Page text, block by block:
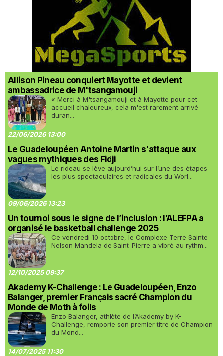
Allison Pineau conquiert Mayotte et devient
ambassadrice de M'tsangamouji
« Merci à M'tsangamouji et à Mayotte pour cet
accueil chaleureux, cela m'est rarement arrivé
duran...
22/06/2026 13:00
Le Guadeloupéen Antoine Martin s'attaque aux
vagues mythiques des Fidji
Le rideau se lève aujourd’hui sur l’une des étapes
les plus spectaculaires et radicales du Worl...
09/06/2026 13:23
Un tournoi sous le signe de l’inclusion : l’ALEFPA a
organisé le basketball challenge 2025
Ce vendredi 10 octobre, le Complexe Terre Sainte
Nelson Mandela de Saint-Pierre a vibré au rythm...
12/10/2025 09:37
Akademy K-Challenge : Le Guadeloupéen, Enzo
Balanger, premier Français sacré Champion du
Monde de Moth à foils
Enzo Balanger, athlète de l’Akademy by K-
Challenge, remporte son premier titre de Champion
du Mond...
14/07/2025 11:30